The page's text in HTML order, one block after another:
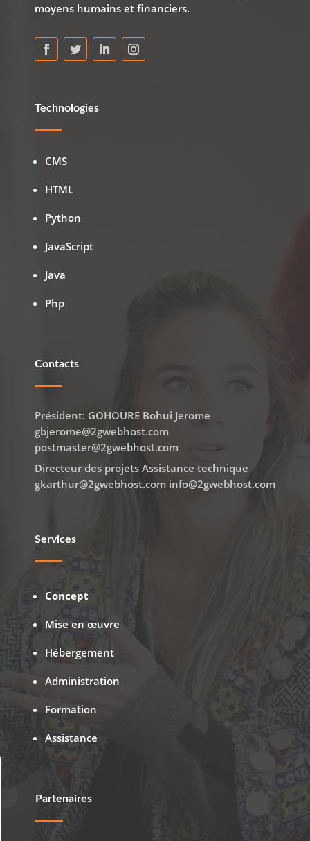
moyens humains et financiers.
Technologies
CMS
HTML
Python
JavaScript
Java
Php
Contacts
Président: GOHOURE Bohui Jerome
gbjerome@2gwebhost.com
postmaster@2gwebhost.com
Directeur des projets Assistance technique
gkarthur@2gwebhost.com info@2gwebhost.com
Services
Concept
Mise en œuvre
Hébergement
Administration
Formation
Assistance
Partenaires